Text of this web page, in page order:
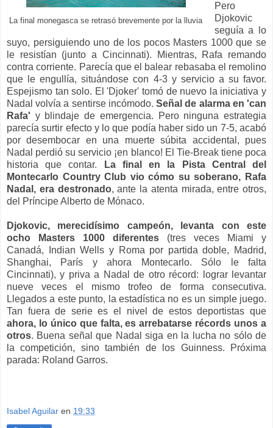
La final monegasca se retrasó brevemente por la lluvia
Pero
Djokovic
seguía a lo
suyo, persiguiendo uno de los pocos Masters 1000 que se
le resistían (junto a Cincinnati). Mientras, Rafa remando
contra corriente. Parecía que el balear rebasaba el remolino
que le engullía, situándose con 4-3 y servicio a su favor.
Espejismo tan solo. El 'Djoker' tomó de nuevo la iniciativa y
Nadal volvía a sentirse incómodo.Señal de alarma en 'can
Rafa' y blindaje de emergencia. Pero ninguna estrategia
parecía surtir efecto y lo que podía haber sido un 7-5, acabó
por desembocar en una muerte súbita accidental, pues
Nadal perdió su servicio ¡en blanco! El Tie-Break tiene poca
historia que contar.
La final en la Pista Central del
Montecarlo Country Club vio cómo su soberano, Rafa
Nadal, era destronado, ante la atenta mirada, entre otros,
del Príncipe Alberto de Mónaco.
Djokovic, merecidísimo campeón, levanta con este
ocho Masters 1000 diferentes (tres veces Miami y
Canadá, Indian Wells y Roma por partida doble, Madrid,
Shanghai, París y ahora Montecarlo. Sólo le falta
Cincinnati), y priva a Nadal de otro récord: lograr levantar
nueve veces el mismo trofeo de forma consecutiva.
Llegados a este punto, la estadística no es un simple juego.
Tan fuera de serie es el nivel de estos deportistas que
ahora, lo único que falta, es arrebatarse récords unos a
otros. Buena señal que Nadal siga en la lucha no sólo de
la competición, sino también de los Guinness. Próxima
parada: Roland Garros.
Isabel Aguilar en 19:33